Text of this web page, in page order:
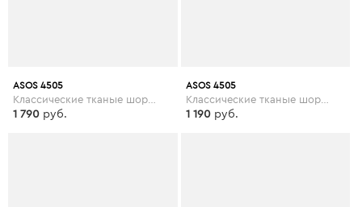
ASOS 4505
1 790 руб.
ASOS 4505
Классические тканые шорты ASOS 4505 - Черный
1 190 руб.